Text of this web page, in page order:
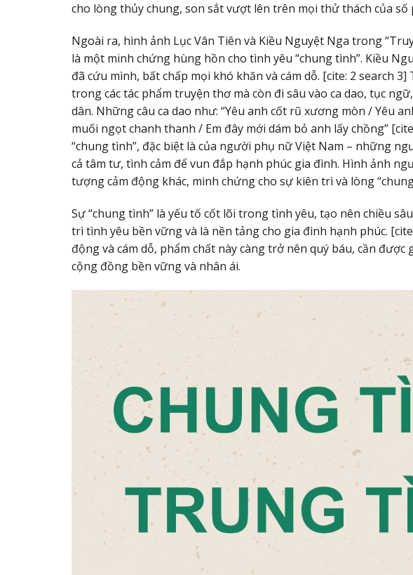
cho lòng thủy chung, son sắt vượt lên trên mọi thử thách của số
Ngoài ra, hình ảnh Lục Vân Tiên và Kiều Nguyệt Nga trong
là một minh chứng hùng hồn cho tình yêu “chung tình”. Kiều
đã cứu mình, bất chấp mọi khó khăn và cám dỗ. [cite: 2 search
trong các tác phẩm truyện thơ mà còn đi sâu vào ca dao, tục
dân. Những câu ca dao như: “Yêu anh cốt rũ xương mòn / Yêu
muối ngọt chanh thanh / Em đây mới dám bỏ anh lấy chồng”
“chung tình”, đặc biệt là của người phụ nữ Việt Nam – những
cả tâm tư, tình cảm để vun đắp hạnh phúc gia đình. Hình ảnh
tượng cảm động khác, minh chứng cho sự kiên trì và lòng
Sự “chung tình” là yếu tố cốt lõi trong tình yêu, tạo nên chiều
trì tình yêu bền vững và là nền tảng cho gia đình hạnh phúc.
động và cám dỗ, phẩm chất này càng trở nên quý báu, cần
cộng đồng bền vững và nhân ái.